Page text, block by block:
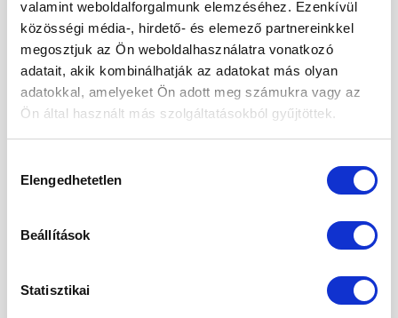
valamint weboldalforgalmunk elemzéséhez. Ezenkívül
közösségi média-, hirdető- és elemező partnereinkkel
megosztjuk az Ön weboldalhasználatra vonatkozó
adatait, akik kombinálhatják az adatokat más olyan
adatokkal, amelyeket Ön adott meg számukra vagy az
Ön által használt más szolgáltatásokból gyűjtöttek.
kiválasztása
Elengedhetetlen
Beállítások
Statisztikai
Praktikus, visszazárható csomagolásban
Intenzív, természetes aroma, amely kis
mennyiséggel is karakteres ízt ad
Energiatartartalma 1419KJ(339
Kcal)/100 g
Miért válaszd a Pumpkin Spicet?
: latte, forró csoki vagy tea
ízesítésére tökéletes
Sütéshez & főzéshez